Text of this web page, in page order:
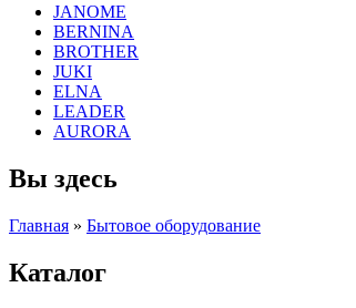
JANOME
BERNINA
BROTHER
JUKI
ELNA
LEADER
AURORA
Вы здесь
Главная » Бытовое оборудование
Каталог